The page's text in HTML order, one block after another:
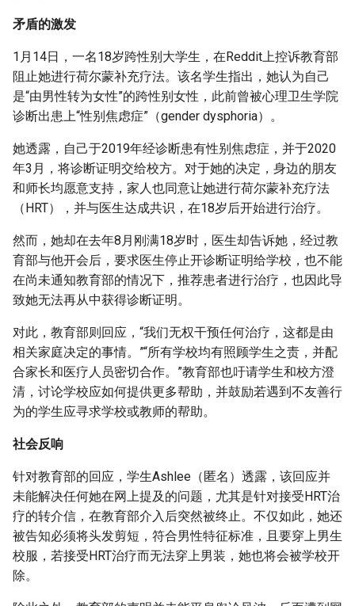
矛盾的激发
1月14日，一名18岁跨性别大学生，在Reddit上控诉教育部
阻止她进行荷尔蒙补充疗法。该名学生指出，她认为自己
是“由男性转为女性”的跨性别女性，此前曾被心理卫生学院
诊断出患上“性别焦虑症”（gender dysphoria）。
她透露，自己于2019年经诊断患有性别焦虑症，并于2020
年3月，将诊断证明交给校方。对于她的决定，身边的朋友
和师长均愿意支持，家人也同意让她进行荷尔蒙补充疗法
（HRT），并与医生达成共识，在18岁后开始进行治疗。
然而，她却在去年8月刚满18岁时，医生却告诉她，经过教
育部与他开会后，要求医生停止开诊断证明给学校，也不能
在尚未通知教育部的情况下，推荐患者进行治疗，也因此导
致她无法再从中获得诊断证明。
对此，教育部则回应，“我们无权干预任何治疗，这都是由
相关家庭决定的事情。”“所有学校均有照顾学生之责，并配
合家长和医疗人员密切合作。”教育部也吁请学生和校方澄
清，讨论学校应如何提供更多帮助，并鼓励若遇到不友善行
为的学生应寻求学校或教师的帮助。
社会反响
针对教育部的回应，学生Ashlee（匿名）透露，该回应并
未能解决任何她在网上提及的问题，尤其是针对接受HRT治
疗的转介信，在教育部介入后突然被终止。不仅如此，她还
被告知必须将头发剪短，符合男性特征标准，且要穿上男生
校服，若接受HRT治疗而无法穿上男装，她也将会被学校开
除。